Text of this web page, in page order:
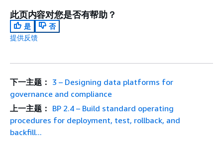
此页内容对您是否有帮助？
是
否
提供反馈
下一主题： 3 – Designing data platforms for
governance and compliance
上一主题： BP 2.4 – Build standard operating
procedures for deployment, test, rollback, and
backfill...